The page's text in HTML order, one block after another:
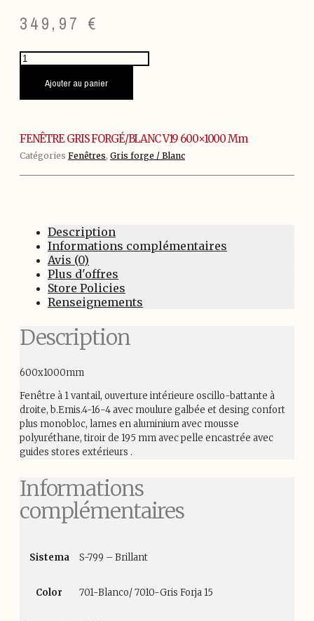
349,97 €
quantité
FENÊTRE
600x1000
mm
Ajouter au panier
FENÊTRE GRIS FORGÉ/BLANC V19 600×1000 Mm
Catégories Fenêtres, Gris forge / Blanc
Description
Informations complémentaires
Avis (0)
Plus d'offres
Store Policies
Renseignements
Description
600x1000mm
Fenêtre à 1 vantail, ouverture intérieure oscillo-battante à
droite, b.Emis.4-16-4 avec moulure galbée et desing confort
plus monobloc, lames en aluminium avec mousse
polyuréthane, tiroir de 195 mm avec pelle encastrée avec
guides stores extérieurs .
Informations
complémentaires
Sistema S-799 – Brillant
Color 701-Blanco/ 7010-Gris Forja 15